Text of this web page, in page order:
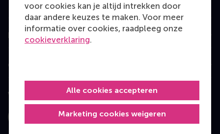
voor cookies kan je altijd intrekken door
daar andere keuzes te maken. Voor meer
informatie over cookies, raadpleeg onze
cookieverklaring.
Marketing cookies weigeren
Alle cookies accepteren
Programme finder
Information for
Contact
Volg ons